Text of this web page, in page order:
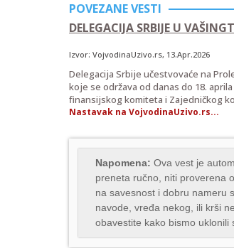
POVEZANE VESTI
DELEGACIJA SRBIJE U
Izvor: VojvodinaUzivo.rs, 13.Apr.2026
Delegacija Srbije učestvovaće na
koje se održava od danas do 18.
finansijskog komiteta i Zajedničkog
Nastavak na VojvodinaUzivo.rs...
Napomena: Ova vest je
preneta ručno, niti proverena
na savesnost i dobru nameru
navode, vređa nekog, ili krši
obavestite kako bismo uklonili